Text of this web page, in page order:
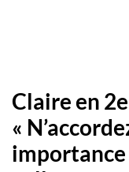
Claire en
«